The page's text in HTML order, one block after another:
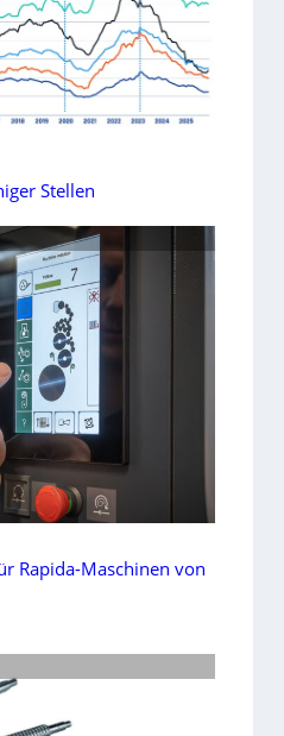
Stellen
Rapida-Maschinen von